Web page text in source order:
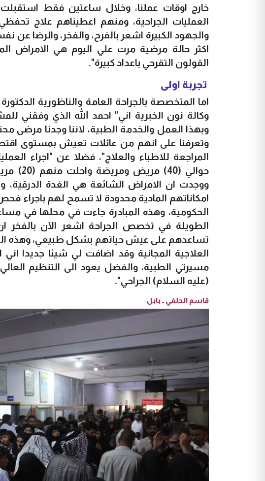
العمليات الجراحية، ومنهم اعطيناهم علاج
والجهود الكبيرة اشعر بالفرح، والفخر، والرضا عن
اكثر حالة مرضية مرت علي اليوم هي الامراض
القولون التقرحي باعداد كبيرة".
تجربة اولى
اما المتخصصة بالجراحة العامة والناظورية
وكالة نون الخبرية اني" احمد الله الذي وفقني
وبهذا العمل والخدمة الطبية، لاننا وجدنا
وتعرفنا على انهم من عائلات تعيش بمستوى
المراجعة للاطباء والعلاج"، فضلا عن "اجراء
حوالي
ووجدت ان الامراض الشائعة هي الغدة الدرقية،
امكاناتهم المادية محدودة لا تسمح لهم باجراء
الحكومية، وهذه المبادرة جاءت في محلها في
الطويلة في تخصص الجراحة اشعر الآن بالفخر
تساعدهم على عيش حياتهم بشكل طبيعي، وهذه
العلاجية المجانية وقد اضافت لي شيئا جديدا
مسيرتي الطبية، والفضل يعود الى التنظيم
(عليه السلام) الجراحي".
قاسم الحلفي ــ بابل